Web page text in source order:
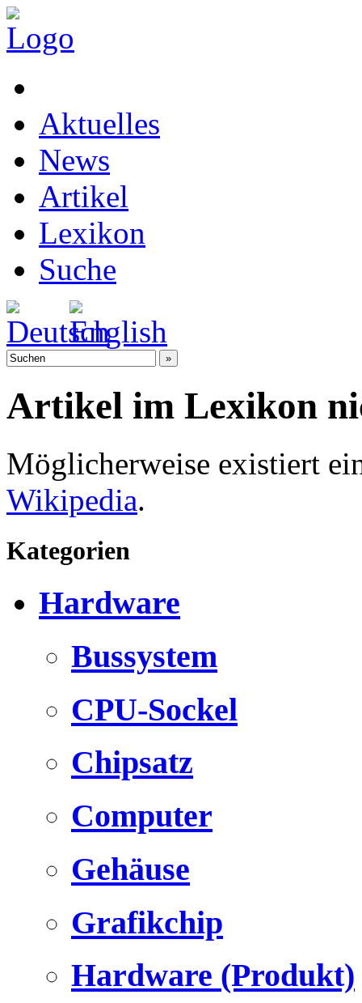
Aktuelles
News
Artikel
Lexikon
Suche
Artikel im Lexikon
Möglicherweise existiert
Wikipedia.
Kategorien
Hardware
Bussystem
CPU-Sockel
Chipsatz
Computer
Gehäuse
Grafikchip
Hardware (Produkt)